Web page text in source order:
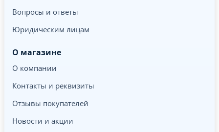
Вопросы и ответы
Юридическим лицам
О магазине
О компании
Контакты и реквизиты
Отзывы покупателей
Новости и акции